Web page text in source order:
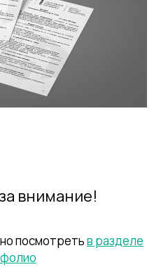
внимание!
посмотретьв разделе